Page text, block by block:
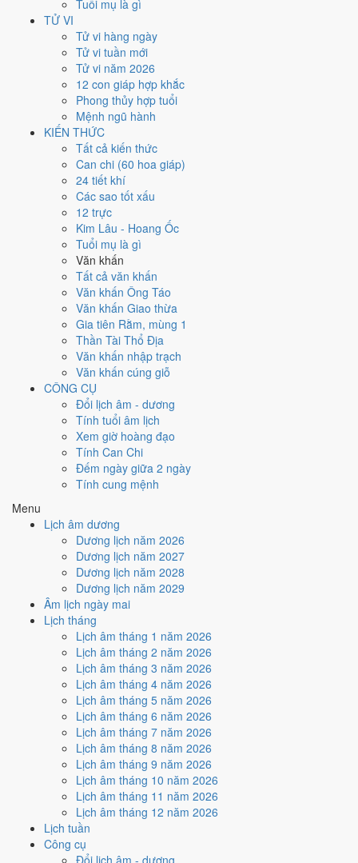
Tuổi mụ là gì
TỬ VI
Tử vi hàng ngày
Tử vi tuần mới
Tử vi năm 2026
12 con giáp hợp khắc
Phong thủy hợp tuổi
Mệnh ngũ hành
KIẾN THỨC
Tất cả kiến thức
Can chi (60 hoa giáp)
24 tiết khí
Các sao tốt xấu
12 trực
Kim Lâu - Hoang Ốc
Tuổi mụ là gì
Văn khấn
Tất cả văn khấn
Văn khấn Ông Táo
Văn khấn Giao thừa
Gia tiên Rằm, mùng 1
Thần Tài Thổ Địa
Văn khấn nhập trạch
Văn khấn cúng giỗ
CÔNG CỤ
Đổi lịch âm - dương
Tính tuổi âm lịch
Xem giờ hoàng đạo
Tính Can Chi
Đếm ngày giữa 2 ngày
Tính cung mệnh
Menu
Lịch âm dương
Dương lịch năm 2026
Dương lịch năm 2027
Dương lịch năm 2028
Dương lịch năm 2029
Âm lịch ngày mai
Lịch tháng
Lịch âm tháng 1 năm 2026
Lịch âm tháng 2 năm 2026
Lịch âm tháng 3 năm 2026
Lịch âm tháng 4 năm 2026
Lịch âm tháng 5 năm 2026
Lịch âm tháng 6 năm 2026
Lịch âm tháng 7 năm 2026
Lịch âm tháng 8 năm 2026
Lịch âm tháng 9 năm 2026
Lịch âm tháng 10 năm 2026
Lịch âm tháng 11 năm 2026
Lịch âm tháng 12 năm 2026
Lịch tuần
Công cụ
Đổi lịch âm - dương
Giáp Thìn
Ngày Kỷ Tỵ có Trực Phá(ngày phá hoại - đại hung, kỵ trăm sự) và
Câu Trận hắc đạo. Điểm trung bình 7 việc chính chỉ
Ngày Đại Hung , tránh hẳn cưới hỏi, khai trương, động thổ.
Dậu, Sửu, Thân hợp ngày; tuổi
Ngày 1/11/2024 tốt hay xấu cho
việc gì?
Ngày 1/11/2024 đạt2.1/10 trung bình cho 7 việc chính: cao nhất là
Giải trừ - tẩy uế (5/10)
Phá (ngày phá hoại - đại hung, kỵ trăm sự) và gặp Sao Câu Trận hắc
đạo nên điểm từng việc chênh nhau như bảng dưới.
Cưới hỏi - đính hôn
Xấu
Cưới hỏi - đính hôn hôm nay ở
, nhưng Trực Phá, Ngày Hắc Đạo và Ngày Đại Hung kéo
giảm điểm.
Cách tính ngày tốt
Khai trương - mở cửa hàng
2 /10Xấu
Khai trương - mở cửa hàng hôm nay ở
Phá, Ngày Hắc Đạo và Ngày Đại Hung
Cách tính ngày tốt
Ký hợp đồng - giao ước
Xấu
Ký hợp đồng - giao ước hôm nay ở
Phá, Ngày Hắc Đạo và Ngày Đại Hung
Cách tính ngày tốt
Động thổ - khởi công
Xấu
Động thổ - khởi công hôm nay ở
Ngày Hắc Đạo và Ngày Đại Hung
Cách tính ngày tốt
Nhập trạch - vào nhà mới
Xấu
Nhập trạch - vào nhà mới hôm nay ở
Phá, Ngày Hắc Đạo và Ngày Đại Hung
Cách tính ngày tốt
Mua xe - tậu xe
Xấu
Mua xe - tậu xe hôm nay ởmức xấu (2/10)
Hắc Đạo và Ngày Đại Hunggây bất lợi.
Cách tính ngày tốt
Xuất hành - đi xa
2
/10Xấu
Xuất hành - đi xa hôm nay ở
Ngày Hắc Đạo và Ngày Đại Hung